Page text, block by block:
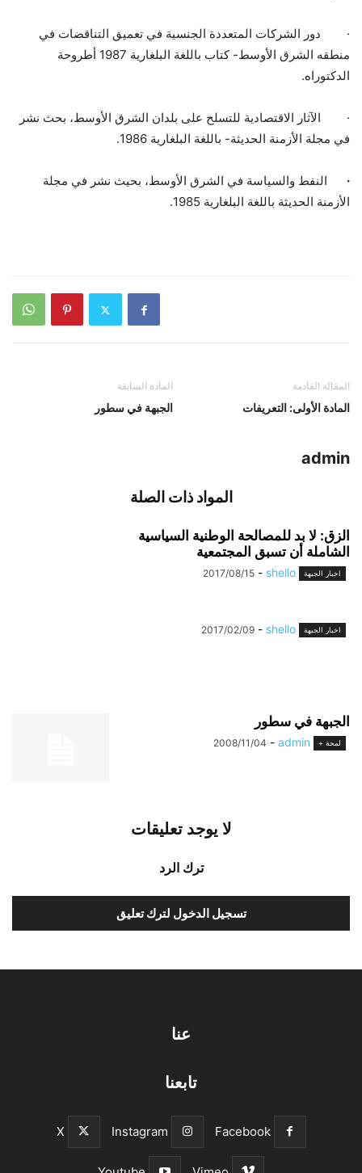
·
دور الشركات المتعددة الجنسية في تعميق التناقضات في
منطقه الشرق الأوسط- كتاب باللغة البلغارية 1987 أطروحة
الدكتوراه.
·
الآثار الاقتصادية للتسلح على بلدان الشرق الأوسط، بحث نشر
في مجلة الأزمنة الحديثة- باللغة البلغارية 1986.
·
النفط والسياسة في الشرق الأوسط، بحيث نشر في مجلة
الأزمنة الحديثة باللغة البلغارية 1985.
المادة السابقة
الجبهة في سطور
المقالة القادمة
المادة الأولى: التعريفات
admin
المواد ذات الصلة
الزق: لا بد للمصالحة الوطنية السياسية
الشاملة أن تسبق المجتمعية
اخبار الجبهة shello
-
2017/08/15
اخبار الجبهة shello
-
2017/02/09
الجبهة في سطور
لمحة + admin
-
2008/11/04
لا يوجد تعليقات
ترك الرد
تسجيل الدخول لترك تعليق
عنا
تابعنا
Facebook
Instagram
X